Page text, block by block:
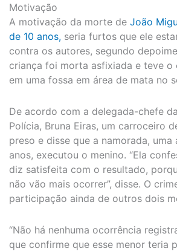
Motivação
A motivação da morte de João
de 10 anos, seria furtos que ele
contra os autores, segundo
criança foi morta asfixiada e teve o
em uma fossa em área de mata no
De acordo com a delegada-chefe
Polícia, Bruna Eiras, um carroceiro
preso e disse que a namorada, uma
anos, executou o menino. “Ela
diz satisfeita com o resultado,
não vão mais ocorrer”, disse. O
participação ainda de outros dois
“Não há nenhuma ocorrência
que confirme que esse menor teria